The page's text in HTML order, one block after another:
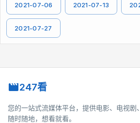
2021-07-06 2021-07-13
2021-07-27
247看
您的一站式流媒体平台，提供电影、电视剧
随时随地，想看就看。